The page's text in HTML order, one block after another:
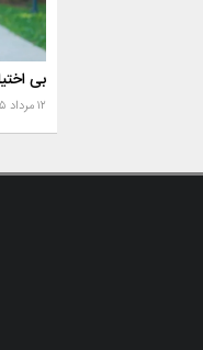
۱۲ مرداد ۱۴۰۵ - ۱۴:۱۶